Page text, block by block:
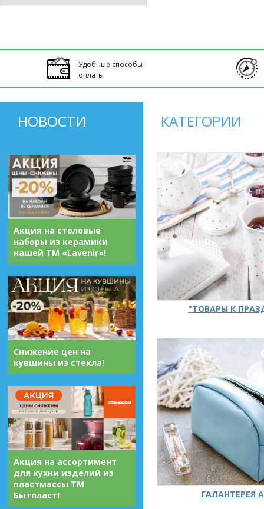
Удобные способы
оплаты
НОВОСТИ
Акция на столовые
наборы из керамики
нашей ТМ «Lavenir»!
Снижение цен на
кувшины из стекла!
Акция на ассортимент
для кухни изделий из
пластмассы ТМ
Бытпласт!
КАТЕГОРИИ
"ТОВАРЫ К
ГАЛАНТЕРЕЯ